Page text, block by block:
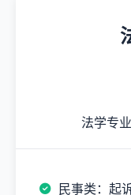
法学专
民事类：起